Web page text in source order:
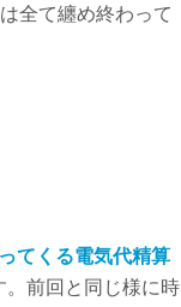
全て纏め終わって
てくる電気代精算
。前回と同じ様に時